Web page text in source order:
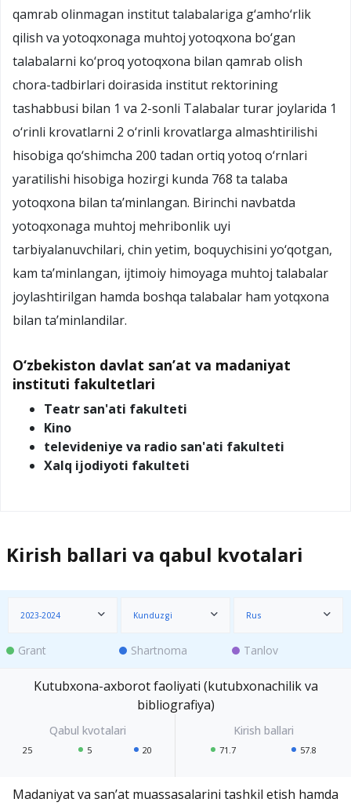
qamrab olinmagan institut talabalariga g‘amho‘rlik
qilish va yotoqxonaga muhtoj yotoqxona bo‘gan
talabalarni ko‘proq yotoqxona bilan qamrab olish
chora-tadbirlari doirasida institut rektorining
tashabbusi bilan 1 va 2-sonli Talabalar turar joylarida 1
o‘rinli krovatlarni 2 o‘rinli krovatlarga almashtirilishi
hisobiga qo‘shimcha 200 tadan ortiq yotoq o‘rnlari
yaratilishi hisobiga hozirgi kunda 768 ta talaba
yotoqxona bilan ta’minlangan. Birinchi navbatda
yotoqxonaga muhtoj mehribonlik uyi
tarbiyalanuvchilari, chin yetim, boquychisini yo‘qotgan,
kam ta’minlangan, ijtimoiy himoyaga muhtoj talabalar
joylashtirilgan hamda boshqa talabalar ham yotqxona
bilan ta’minlandilar.
O‘zbekiston davlat san’at va madaniyat
instituti fakultetlari
Teatr san'ati fakulteti
Kino
televideniye va radio san'ati fakulteti
Xalq ijodiyoti fakulteti
Kirish ballari va qabul kvotalari
2023-2024 Kunduzgi Rus
Grant Shartnoma Tanlov
Kutubxona-axborot faoliyati (kutubxonachilik va
bibliografiya)
25 5 20 71.7 57.8
Madaniyat va san’at muassasalarini tashkil etish hamda